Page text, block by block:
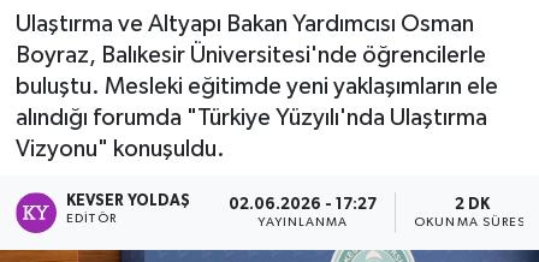
Ulaştırma ve Altyapı Bakan Yardımcısı Osman
Boyraz, Balıkesir Üniversitesi'nde öğrencilerle
buluştu. Mesleki eğitimde yeni yaklaşımların ele
alındığı forumda "Türkiye Yüzyılı'nda Ulaştırma
Vizyonu" konuşuldu.
KEVSER YOLDAŞ
EDITÖR
02.06.2026 - 17:27
YAYINLANMA
2 DK
OKUNMA SÜRESI
Burhaniye
ÇEVRE
DÜNYA
Dursunbey
Son Dakika Haberleri
Haber Arşivi